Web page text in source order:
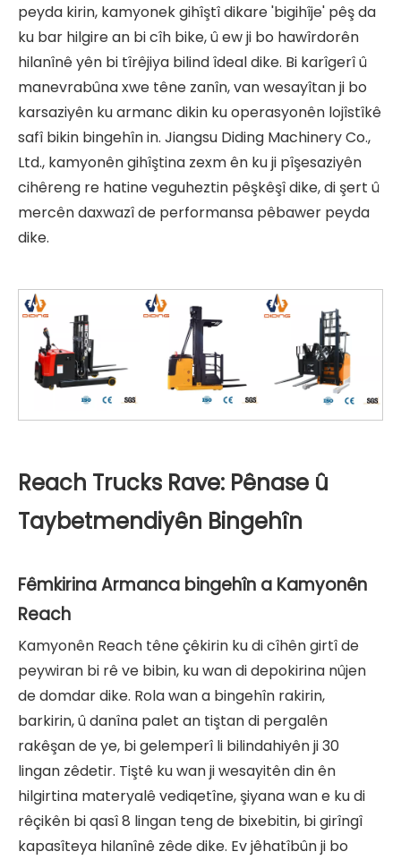
peyda kirin, kamyonek gihîştî dikare 'bigihîje' pêş da
ku bar hilgire an bi cîh bike, û ew ji bo hawîrdorên
hilanînê yên bi tîrêjiya bilind îdeal dike. Bi karîgerî û
manevrabûna xwe têne zanîn, van wesayîtan ji bo
karsaziyên ku armanc dikin ku operasyonên lojîstîkê
safî bikin bingehîn in. Jiangsu Diding Machinery Co.,
Ltd., kamyonên gihîştina zexm ên ku ji pîşesaziyên
cihêreng re hatine veguheztin pêşkêşî dike, di şert û
mercên daxwazî ​​de performansa pêbawer peyda
dike.
Reach Trucks Rave: Pênase û
Taybetmendiyên Bingehîn
Fêmkirina Armanca bingehîn a Kamyonên
Reach
Kamyonên Reach têne çêkirin ku di cîhên girtî de
peywiran bi rê ve bibin, ku wan di depokirina nûjen
de domdar dike. Rola wan a bingehîn rakirin,
barkirin, û danîna palet an tiştan di pergalên
rakêşan de ye, bi gelemperî li bilindahiyên ji 30
lingan zêdetir. Tiştê ku wan ji wesayitên din ên
hilgirtina materyalê vediqetîne, şiyana wan e ku di
rêçikên bi qasî 8 lingan teng de bixebitin, bi girîngî
kapasîteya hilanînê zêde dike. Ev jêhatîbûn ji bo